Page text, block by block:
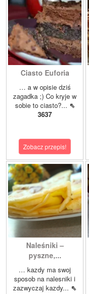
Ciasto Euforia
… a w opisie dziś
zagadka ;) Co kryje w
sobie to ciasto?... ⇖
3637
Zobacz przepis!
Naleśniki –
pyszne,...
… kazdy ma swoj
sposob na nalesniki i
zazwyczaj kazdy... ⇖